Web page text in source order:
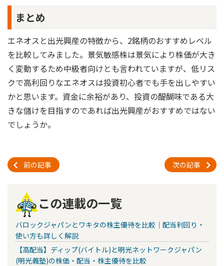
まとめ
エネオスと出光興産の特徴から、2銘柄のおすすめレベル
を比較してみました。景気敏感株は景気により株価が大き
く変動するため中級者向けとも言われていますが、低リス
クで高利回りなエネオスは投資初心者でも手を出しやすい
かと思います。資金に余裕があり、投資の醍醐味である大
きな儲けを目指すのであれば出光興産がおすすめではない
でしょうか。
前の記事 次の記事
この連載の一覧
バロックジャパンとワキタの株主優待を比較｜配当利回り・
使い方も詳しく解説
【高配当】ディップ(バイトル)と明光ネットワークジャパン
(明光義塾)の株価・配当・株主優待を比較